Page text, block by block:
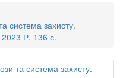
система захисту.
Р. 136 с.